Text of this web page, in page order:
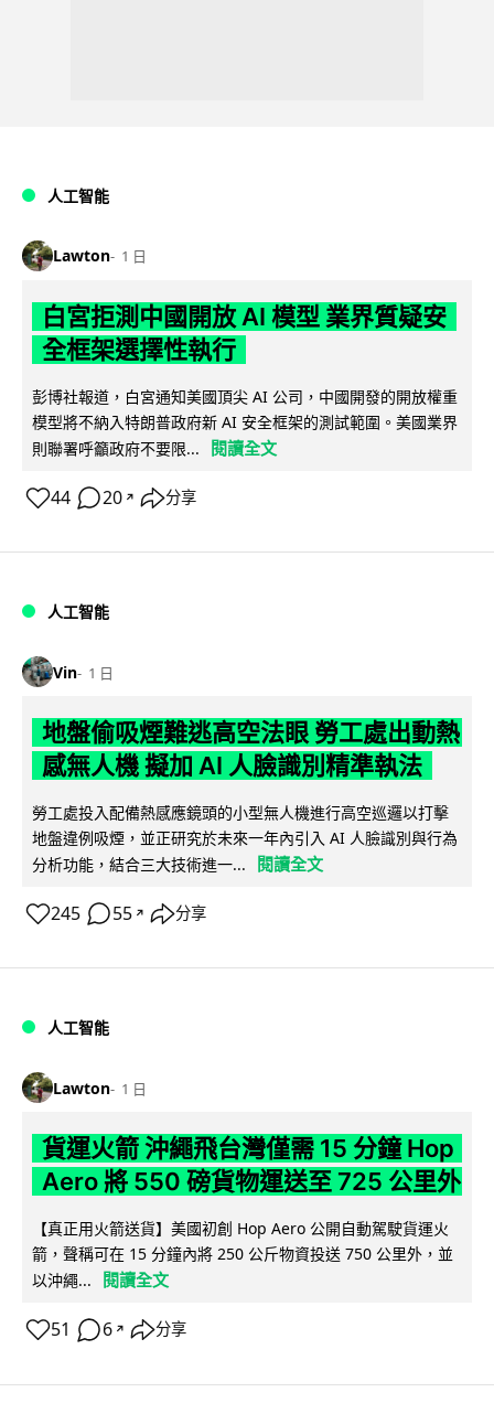
人工智能
Lawton 1 日
白宮拒測中國開放 AI 模型 業界質疑安
全框架選擇性執行
彭博社報道，白宮通知美國頂尖 AI 公司，中國開發的開放權重
模型將不納入特朗普政府新 AI 安全框架的測試範圍。美國業界
則聯署呼籲政府不要限...
閱讀全文
44 20 ↗ 分享
人工智能
Vin 1 日
地盤偷吸煙難逃高空法眼 勞工處出動熱
感無人機 擬加 AI 人臉識別精準執法
勞工處投入配備熱感應鏡頭的小型無人機進行高空巡邏以打擊
地盤違例吸煙，並正研究於未來一年內引入 AI 人臉識別與行為
分析功能，結合三大技術進一...
閱讀全文
245 55 ↗ 分享
人工智能
Lawton 1 日
貨運火箭 沖繩飛台灣僅需 15 分鐘 Hop
Aero 將 550 磅貨物運送至 725 公里外
【真正用火箭送貨】美國初創 Hop Aero 公開自動駕駛貨運火
箭，聲稱可在 15 分鐘內將 250 公斤物資投送 750 公里外，並
以沖繩...
閱讀全文
51 6 ↗ 分享